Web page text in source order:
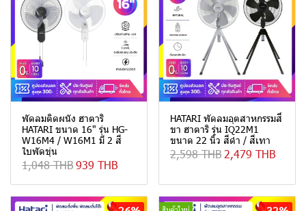
พัดลมติดผนัง ฮาตาริ
HATARI ขนาด 16" รุ่น HG-
W16M4 / W16M1 มี 2 สี
ใบพัดขุ่น
1,048 THB939 THB
HATARI พัดลมอุตสาหกรรมสี่
ขา ฮาตาริ รุ่น IQ22M1
ขนาด 22 นิ้ว สีดำ / สีเทา
2,598 THB 2,479 THB